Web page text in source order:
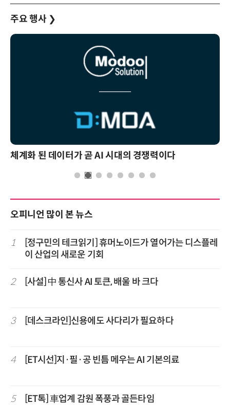
주요 행사 ❯
체계화 된 데이터가 곧 AI 시대의 경쟁력이다
오피니언 많이 본 뉴스
1
[정구민의 테크읽기] 휴머노이드가 열어가는 디스플레
이 산업의 새로운 기회
2 [사설] 中 통신사 AI 토큰, 배울 바 크다
3 [데스크라인]신용에도 사다리가 필요하다
4 [ET시선]지·필·공 빈틈 메우는 AI 기본의료
5 [ET톡] 車업계 감원 폭풍과 골든타임